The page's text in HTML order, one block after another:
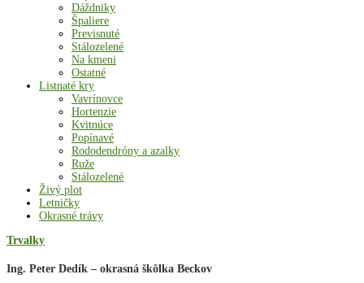
Dáždniky
Špaliere
Previsnuté
Stálozelené
Na kmeni
Ostatné
Listnaté kry
Vavrínovce
Hortenzie
Kvitnúce
Popínavé
Rododendróny a azalky
Ruže
Stálozelené
Živý plot
Letničky
Okrasné trávy
Trvalky
Ing. Peter Dedík – okrasná škôlka Beckov